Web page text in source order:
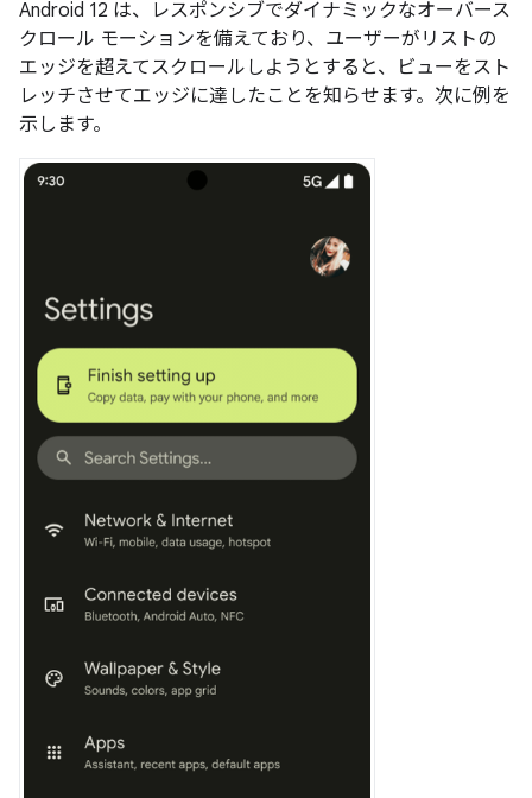
Android 12 は、レスポンシブでダイナミックなオーバース
クロール モーションを備えており、ユーザーがリストの
エッジを超えてスクロールしようとすると、ビューをスト
レッチさせてエッジに達したことを知らせます。次に例を
示します。